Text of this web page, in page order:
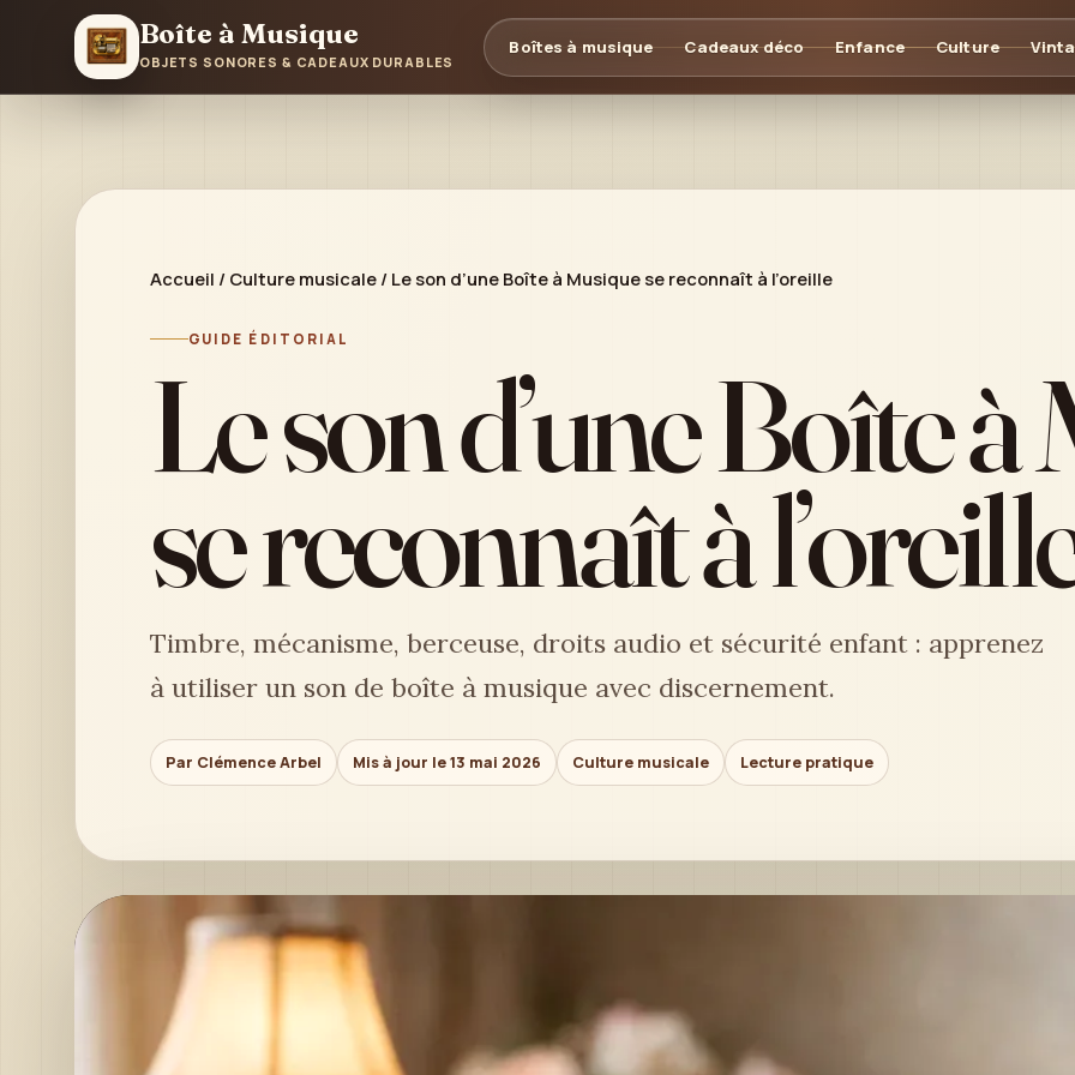
Boîte à Musique
OBJETS SONORES & CADEAUX DURABLES
Boîtes à musique Cadeaux déco Enfance Culture
Accueil / Culture musicale / Le son d’une Boîte à Musique se reconnaît à l’oreille
GUIDE ÉDITORIAL
Le son d’une Boîte
se reconnaît à
Timbre, mécanisme, berceuse, droits audio et sécurité enfant : apprenez
à utiliser un son de boîte à musique avec discernement.
Par Clémence Arbel Mis à jour le 13 mai 2026 Culture musicale Lecture pratique